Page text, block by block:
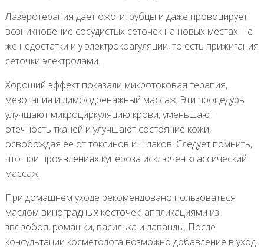
Лазеротерапия дает ожоги, рубцы и даже провоцирует
возникновение сосудистых сеточек на новых местах. Те
же недостатки и у электрокоагуляции, то есть прижигания
сеточки электродами.
Хороший эффект показали микротоковая терапия,
мезотапия и лимфодренажный массаж. Эти процедуры
улучшают микроциркуляцию крови, уменьшают
отечность тканей и улучшают состояние кожи,
освобождая ее от токсинов и шлаков. Следует помнить,
что при проявлениях купероза исключен классический
массаж.
При домашнем уходе рекомендовано пользоваться
маслом виноградных косточек, аппликациями из
зверобоя, ромашки, василька и лаванды. После
консультации косметолога возможно добавление в уход